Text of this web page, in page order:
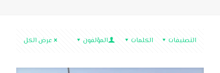
التصنيفات الكلمات المؤلفون عرض الكل